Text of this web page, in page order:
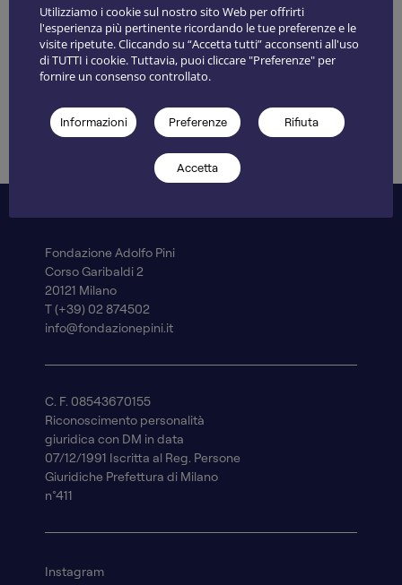
Iscriviti
Sono una/un giornalista
Accetto i termini e le condizioni descritti all'interno
Fondazione Adolfo Pini
Corso Garibaldi 2
20121 Milano
T (+39) 02 874502
info@fondazionepini.it
C. F. 08543670155
Riconoscimento personalità
giuridica con DM in data
07/12/1991 Iscritta al Reg. Persone
Giuridiche Prefettura di Milano
n°411
Instagram
Utilizziamo i cookie sul nostro sito Web per offrirti
l'esperienza più pertinente ricordando le tue preferenze e le
visite ripetute. Cliccando su “Accetta tutti” acconsenti all'uso
di TUTTI i cookie. Tuttavia, puoi cliccare "Preferenze" per
fornire un consenso controllato.
Informazioni Preferenze Rifiuta
Accetta